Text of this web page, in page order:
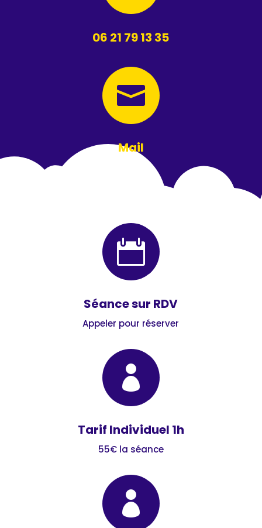
06 21 79 13 35

Mail

Séance sur RDV
Appeler pour réserver

Tarif Individuel 1h
55€ la séance
